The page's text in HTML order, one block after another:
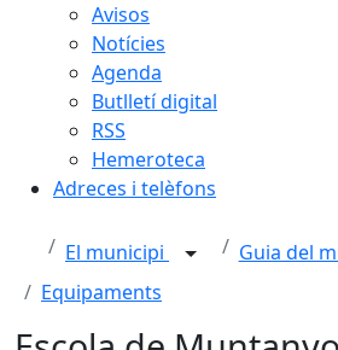
Avisos
Notícies
Agenda
Butlletí digital
RSS
Hemeroteca
Adreces i telèfons
El municipi
Guia del
Equipaments